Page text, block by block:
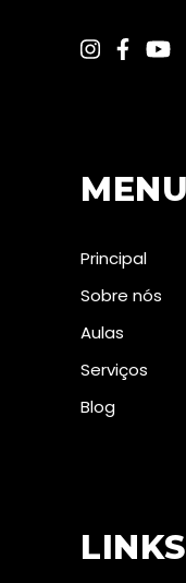
MENU
Principal
Sobre nós
Aulas
Serviços
Blog